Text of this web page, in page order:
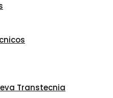
Transtecnia